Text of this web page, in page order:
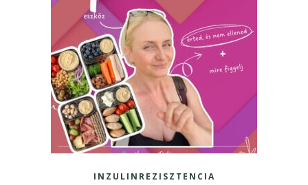
INZULINREZISZTENCIA